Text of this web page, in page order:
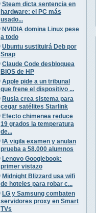
Steam dicta sentencia en
hardware: el PC más
usado...
NVIDIA domina Linux pese
a todo
Ubuntu sustituirá Deb por
Snap
Claude Code desbloquea
BIOS de HP
Apple pide a un tribunal
que frene el dispositivo ...
Rusia crea sistema para
cegar satélites Starlink
Efecto chimenea reduce
19 grados la temperatura
de...
IA vigila examen y anulan
prueba a 58.000 alumnos
Lenovo Googlebook:
primer vistazo
Midnight Blizzard usa wifi
de hoteles para robar c...
LG y Samsung combaten
servidores proxy en Smart
TVs